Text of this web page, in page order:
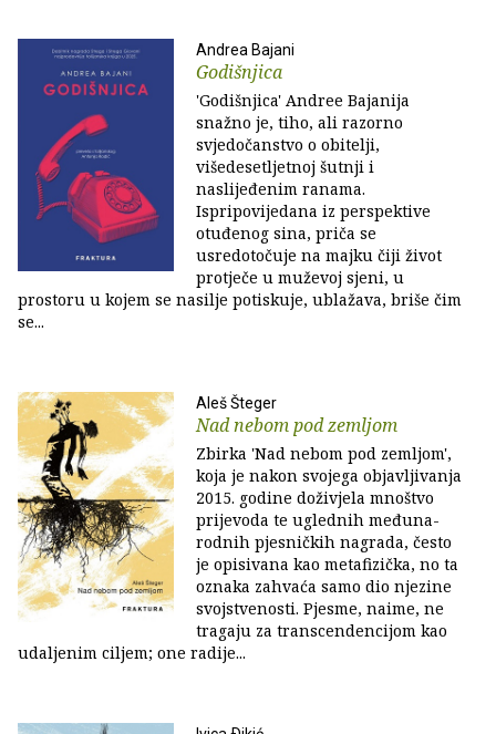
Andrea Bajani
Godišnjica
'Godišnjica' Andree Bajanija
snažno je, tiho, ali razorno
svjedočanstvo o obitelji,
višedesetljetnoj šutnji i
naslijeđenim ranama.
Ispripovijedana iz perspektive
otuđenog sina, priča se
usredotočuje na majku čiji život
protječe u muževoj sjeni, u
prostoru u kojem se nasilje potiskuje, ublažava, briše čim
se...
Aleš Šteger
Nad nebom pod zemljom
Zbirka 'Nad nebom pod zemljom',
koja je nakon svojega objavljivanja
2015. godine doživjela mnoštvo
prijevoda te uglednih među­na­
rodnih pjesničkih nagrada, često
je opisivana kao metafizička, no ta
oznaka zahvaća samo dio njezine
svojstvenosti. Pjesme, naime, ne
tragaju za transcendencijom kao
udaljenim ciljem; one radije...